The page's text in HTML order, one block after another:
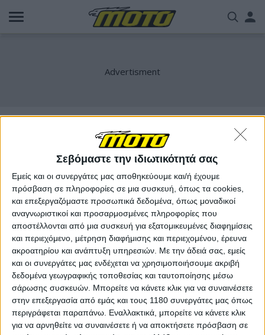
Σεβόμαστε την ιδιωτικότητά σας
Εμείς και οι συνεργάτες μας αποθηκεύουμε και/ή έχουμε
πρόσβαση σε πληροφορίες σε μια συσκευή, όπως τα cookies,
και επεξεργαζόμαστε προσωπικά δεδομένα, όπως μοναδικοί
αναγνωριστικοί και προσαρμοσμένες πληροφορίες που
αποστέλλονται από μια συσκευή για εξατομικευμένες διαφημίσεις
και περιεχόμενο, μέτρηση διαφήμισης και περιεχομένου, έρευνα
ακροατηρίου και ανάπτυξη υπηρεσιών. Με την άδειά σας, εμείς
και οι συνεργάτες μας ενδέχεται να χρησιμοποιήσουμε ακριβή
δεδομένα γεωγραφικής τοποθεσίας και ταυτοποίησης μέσω
σάρωσης συσκευών. Μπορείτε να κάνετε κλικ για να συναινέσετε
στην επεξεργασία από εμάς και τους 1180 συνεργάτες μας όπως
περιγράφεται παραπάνω. Εναλλακτικά, μπορείτε να κάνετε κλικ
για να αρνηθείτε να συναινέσετε ή να αποκτήσετε πρόσβαση σε
Παράκαμψη
προς
Επικαιρότητα 27/5/2026
Kawasaki και Nvidia στήνουν κέντρο ρομποτικής
στην Καλιφόρνια – Εκεί θα εξελιχθεί το τετράποδο